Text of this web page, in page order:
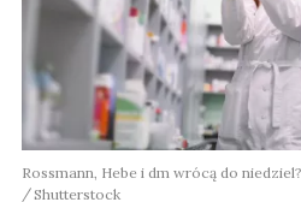
Rossmann, Hebe i dm wrócą do
Shutterstock